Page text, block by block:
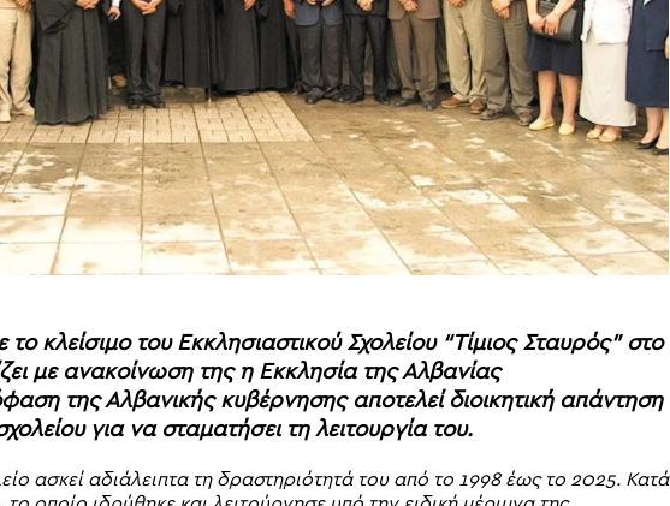
κλείσιμο του Εκκλησιαστικού Σχολείου “Τίμιος Σταυρός” στο
με ανακοίνωση της η Εκκλησία της Αλβανίας
της Αλβανικής κυβέρνησης αποτελεί διοικητική απάντηση
για να σταματήσει τη λειτουργία του.
ασκεί αδιάλειπτα τη δραστηριότητά του από το 1998 έως το 2025. Κατά
Μεταμορφώσεως του
Σωτήρος
To μωσαϊκό της
Μεταμορφώσεως του
Σωτήρος στη Μονή Σινά